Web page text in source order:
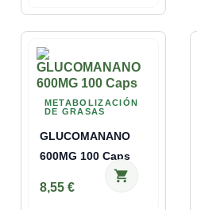
METABOLIZACIÓN
DE GRASAS
GLUCOMANANO
600MG 100 Caps
8,55 €
shopping_cart